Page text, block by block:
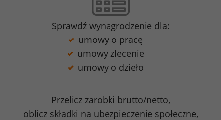
Sprawdź wynagrodzenie dla:
umowy o pracę
umowy zlecenie
umowy o dzieło
Przelicz zarobki brutto/netto,
oblicz składki na ubezpieczenie społeczne,